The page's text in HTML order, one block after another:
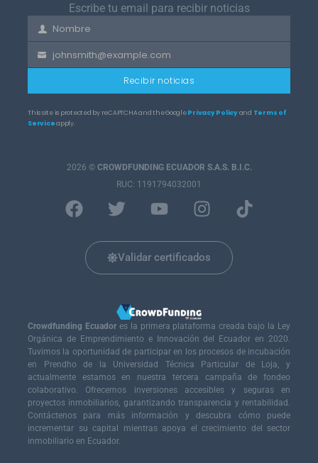
Escribe tu email para recibir noticias
First
Name
Nombre
Your
email
johnsmith@example.com
Recibir noticias
This site is protected by reCAPTCHA and the GooglePrivacy Policyand Terms of
Serviceapply.
2026 © CROWDFUNDING ECUADOR S.A.S. B.I.C.
RUC: 1191794032001
Validar certificados
Crowdfunding Ecuadores la primera plataforma creada bajo la Ley
Orgánica de Emprendimiento e Innovación del Ecuador en 2020.
Tuvimos la oportunidad de participar en los procesos de incubación
en Prendho de la Universidad Técnica Particular de Loja, y
actualmente estamos en nuestra tercera campaña de fondeo
colaborativo. Ofrecemos inversiones accesibles y seguras en
proyectos inmobiliarios, garantizando transparencia y rentabilidad.
Contáctenos para más información y descubra cómo puede
incrementar su capital mientras apoya el crecimiento del sector
inmobiliario en Ecuador.